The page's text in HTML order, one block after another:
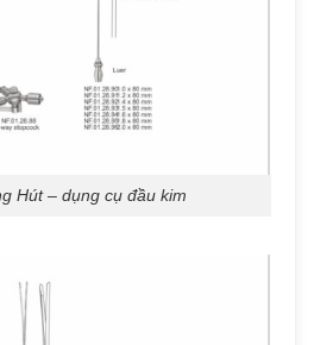
Hút – dụng cụ đầu kim